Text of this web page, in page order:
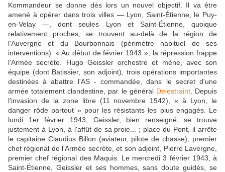
Kommandeur se donne dès lors un nouvel objectif. Il va être
amené à opérer dans trois villes — Lyon, Saint-Étienne, le Puy-
en-Velay —, dont seules Lyon et Saint-Étienne, quoique
relativement proches, se trouvent au-delà de la région de
l'Auvergne et du Bourbonnais (périmètre habituel de ses
interventions). « Au début de février 1943 », la répression frappe
l'Armée secrète. Hugo Geissler orchestre et mène, avec son
équipe (dont Batissier, son adjoint), trois opérations importantes
destinées à abattre l'AS - commandée, dans le secret d'une
armée totalement clandestine, par le général Delestraint. Depuis
l'invasion de la zone libre (11 novembre 1942), « à Lyon, le
danger rôde partout » pour les résistants les plus engagés. Le
lundi 1er février 1943, Geissler, bien renseigné, se trouve
justement à Lyon, à l'affût de sa proie... ; place du Pont, il arrête
le capitaine Claudius Billon (aviateur, pilote de chasse), premier
chef régional de l'Armée secrète, et son adjoint, Pierre Lavergne,
premier chef régional des Maquis. Le mercredi 3 février 1943, à
Saint-Étienne, Geissler et ses hommes, sans doute guidés, se